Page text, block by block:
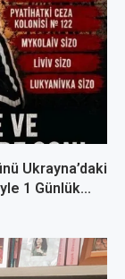
Ukrayna’daki
1 Günlük...